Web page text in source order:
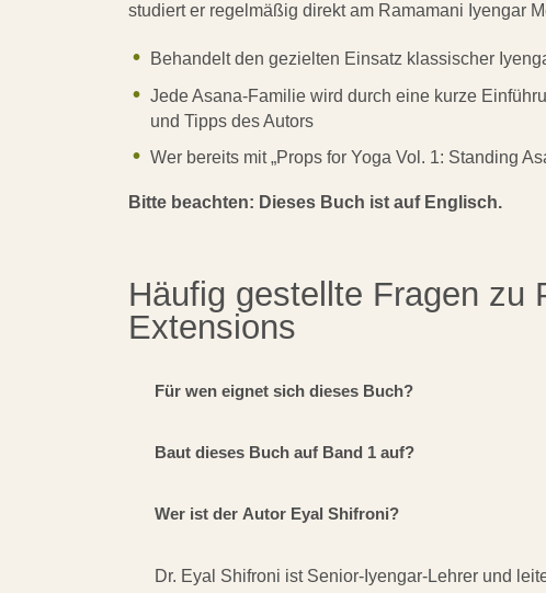
studiert er regelmäßig direkt am Ramamani Iyengar
Behandelt den gezielten Einsatz klassischer
Jede Asana-Familie wird durch eine kurze
und Tipps des Autors
Wer bereits mit „Props for Yoga Vol. 1: Standing
Bitte beachten: Dieses Buch ist auf Englisch.
Häufig gestellte Fragen zu
Extensions
Für wen eignet sich dieses Buch?
Baut dieses Buch auf Band 1 auf?
Wer ist der Autor Eyal Shifroni?
Dr. Eyal Shifroni ist Senior-Iyengar-Lehrer und